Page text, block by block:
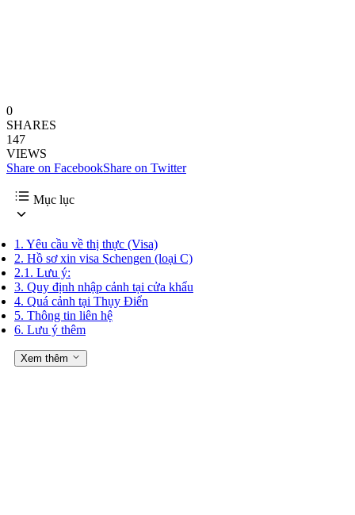
0
SHARES
147
VIEWS
Share on FacebookShare on Twitter
Mục lục
1. Yêu cầu về thị thực (Visa)
2. Hồ sơ xin visa Schengen (loại C)
2.1. Lưu ý:
3. Quy định nhập cảnh tại cửa khẩu
4. Quá cảnh tại Thụy Điển
5. Thông tin liên hệ
6. Lưu ý thêm
Xem thêm